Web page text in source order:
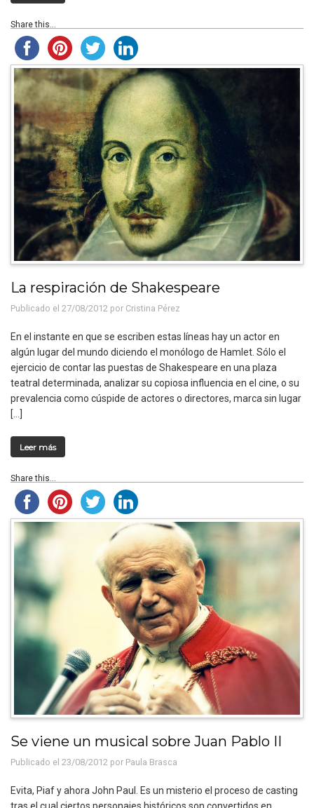
Share this...
La respiración de Shakespeare
Publicado el 27/08/2012 por Cristina Pérez
En el instante en que se escriben estas líneas hay un actor en
algún lugar del mundo diciendo el monólogo de Hamlet. Sólo el
ejercicio de contar las puestas de Shakespeare en una plaza
teatral determinada, analizar su copiosa influencia en el cine, o su
prevalencia como cúspide de actores o directores, marca sin lugar
[…]
Leer más
Share this...
Se viene un musical sobre Juan Pablo II
Publicado el 23/08/2012 por Paula Brasca
Evita, Piaf y ahora John Paul. Es un misterio el proceso de casting